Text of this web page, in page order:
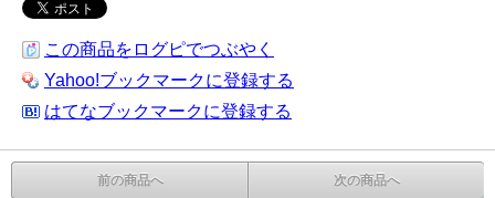
この商品をログピでつぶやく
Yahoo!ブックマークに登録する
はてなブックマークに登録する
前の商品へ 次の商品へ